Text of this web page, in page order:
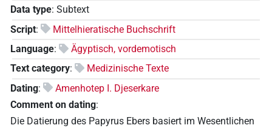
Data type: Subtext
Script:
Mittelhieratische Buchschrift
Language:
Ägyptisch, vordemotisch
Text category:
Medizinische Texte
Dating:
Amenhotep I. Djeserkare
Comment on dating:
Die Datierung des Papyrus Ebers basiert im Wesentlichen